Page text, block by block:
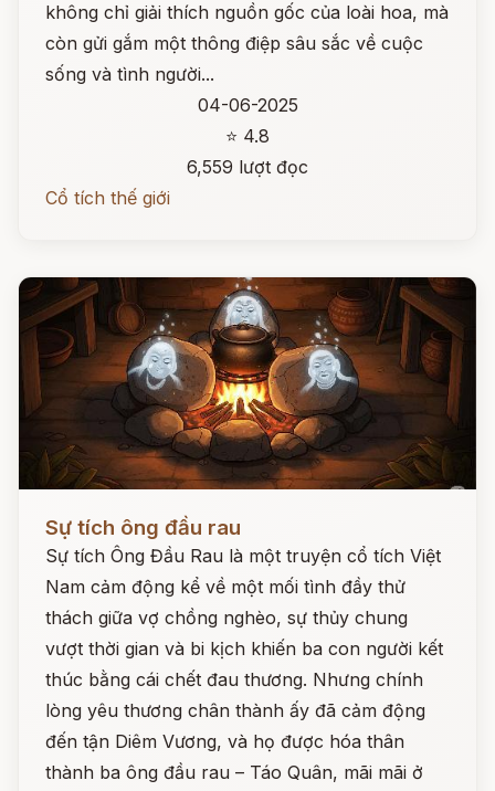
không chỉ giải thích nguồn gốc của loài hoa, mà
còn gửi gắm một thông điệp sâu sắc về cuộc
sống và tình người...
04-06-2025
⭐ 4.8
6,559 lượt đọc
Cổ tích thế giới
Sự tích ông đầu rau
Sự tích Ông Đầu Rau là một truyện cổ tích Việt
Nam cảm động kể về một mối tình đầy thử
thách giữa vợ chồng nghèo, sự thủy chung
vượt thời gian và bi kịch khiến ba con người kết
thúc bằng cái chết đau thương. Nhưng chính
lòng yêu thương chân thành ấy đã cảm động
đến tận Diêm Vương, và họ được hóa thân
thành ba ông đầu rau – Táo Quân, mãi mãi ở